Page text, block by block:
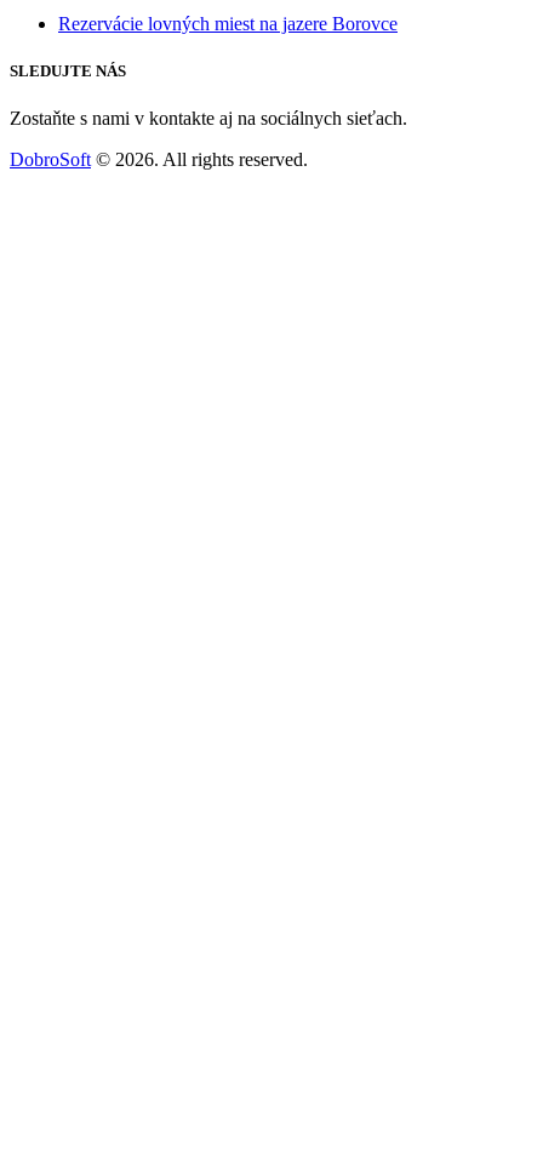
Rezervácie lovných miest na jazere Borovce
SLEDUJTE NÁS
Zostaňte s nami v kontakte aj na sociálnych sieťach.
DobroSoft © 2026. All rights reserved.